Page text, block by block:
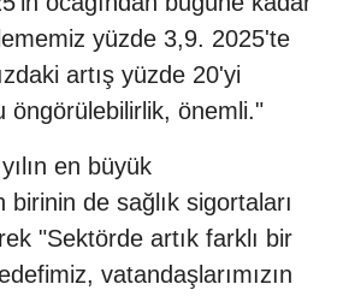
yüzde 3,9. 2025'te
artış yüzde 20'yi
öngörülebilirlik, önemli."
en büyük
birinin de sağlık sigortaları
"Sektörde artık farklı bir
vatandaşlarımızın